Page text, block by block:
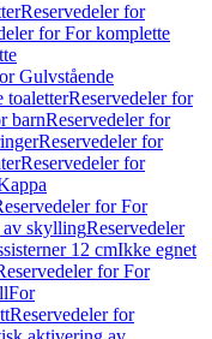
Reservedeler for
for For komplette
Gulvstående
toaletterReservedeler for
barnReservedeler for
Reservedeler for
Reservedeler for
for For
av skyllingReservedeler
12 cmIkke egnet
for For
For
Reservedeler for